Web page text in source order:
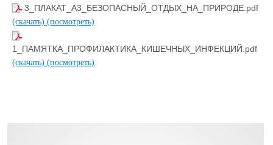
3_ПЛАКАТ_А3_БЕЗОПАСНЫЙ_ОТДЫХ_НА_ПРИРОДЕ.pdf
(скачать) (посмотреть)
1_ПАМЯТКА_ПРОФИЛАКТИКА_КИШЕЧНЫХ_ИНФЕКЦИЙ.pdf
(скачать) (посмотреть)